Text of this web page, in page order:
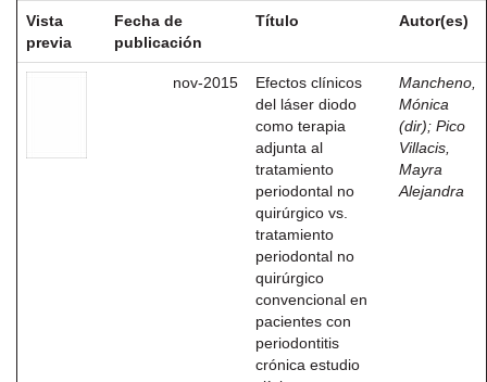
Vista
previa
Fecha de
publicación
Título Autor(es)
nov-2015
Efectos clínicos
del láser diodo
como terapia
adjunta al
tratamiento
periodontal no
quirúrgico vs.
tratamiento
periodontal no
quirúrgico
convencional en
pacientes con
periodontitis
crónica estudio
Mancheno,
Mónica
(dir); Pico
Villacis,
Mayra
Alejandra